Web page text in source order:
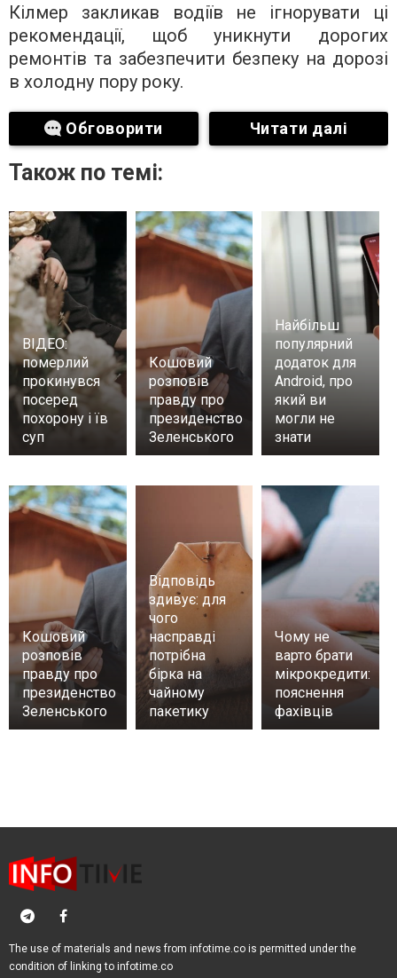
Кілмер закликав водіїв не ігнорувати ці
рекомендації, щоб уникнути дорогих
ремонтів та забезпечити безпеку на дорозі
в холодну пору року.
Обговорити Читати далі
Також по темі:
ВІДЕО:
померлий
прокинувся
посеред
похорону і їв
суп
Кошовий
розповів
правду про
президенство
Зеленського
Найбільш
популярний
додаток для
Android, про
який ви
могли не
знати
Кошовий
розповів
правду про
президенство
Зеленського
Відповідь
здивує: для
чого
насправді
потрібна
бірка на
чайному
пакетику
Чому не
варто брати
мікрокредити:
пояснення
фахівців
The use of materials and news from infotime.co is permitted under the
condition of linking to infotime.co